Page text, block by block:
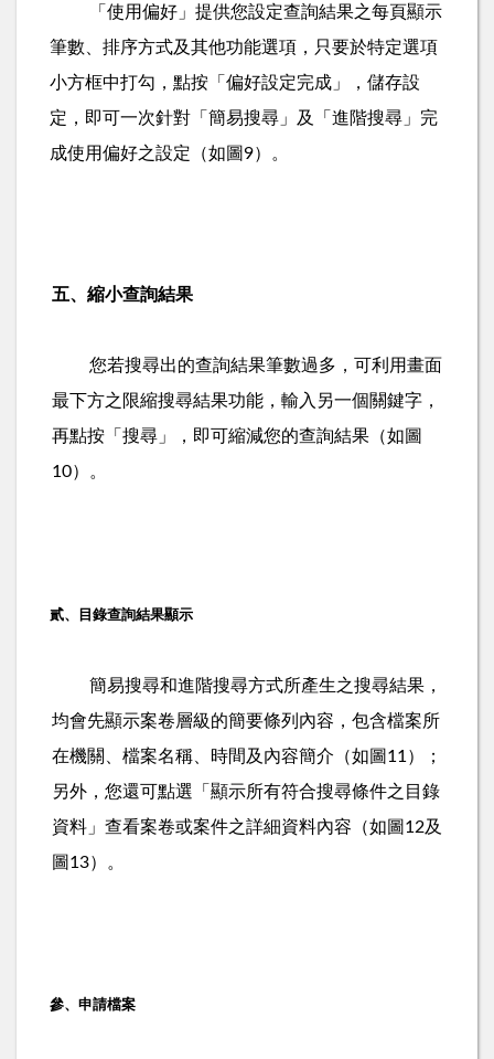
「使用偏好」提供您設定查詢結果之每頁顯示
筆數、排序方式及其他功能選項，只要於特定選項
小方框中打勾，點按「偏好設定完成」，儲存設
定，即可一次針對「簡易搜尋」及「進階搜尋」完
成使用偏好之設定（如圖 9）。
五、縮小查詢結果
您若搜尋出的查詢結果筆數過多，可利用畫面
最下方之限縮搜尋結果功能，輸入另一個關鍵字，
再點按「搜尋」，即可縮減您的查詢結果（如圖
10）。
貳、目錄查詢結果顯示
簡易搜尋和進階搜尋方式所產生之搜尋結果，
均會先顯示案卷層級的簡要條列內容，包含檔案所
在機關、檔案名稱、時間及內容簡介（如圖 11 ）；
另外，您還可點選「顯示所有符合搜尋條件之目錄
資料」查看案卷或案件之詳細資料內容（如圖 12及
圖 13）。
參、申請檔案